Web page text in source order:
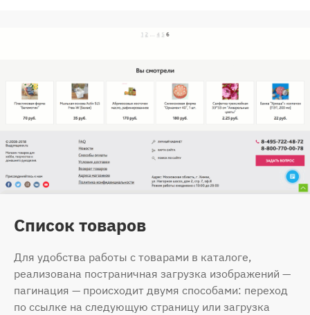
Список товаров
Для удобства работы с товарами в каталоге,
реализована постраничная загрузка изображений —
пагинация — происходит двумя способами: переход
по ссылке на следующую страницу или загрузка